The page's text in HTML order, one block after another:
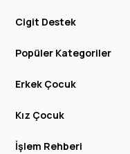
Cigit Destek
Popüler Kategoriler
Erkek Çocuk
Kız Çocuk
İşlem Rehberi